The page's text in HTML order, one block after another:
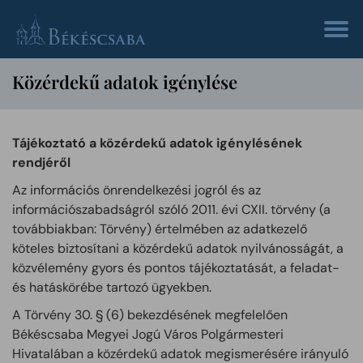
Közérdekű adatok igénylése
Tájékoztató a közérdekű adatok igénylésének
rendjéről
Az információs önrendelkezési jogról és az
információszabadságról szóló 2011. évi CXII. törvény (a
továbbiakban: Törvény) értelmében az adatkezelő
köteles biztosítani a közérdekű adatok nyilvánosságát, a
közvélemény gyors és pontos tájékoztatását, a feladat-
és hatáskörébe tartozó ügyekben.
A Törvény 30. § (6) bekezdésének megfelelően
Békéscsaba Megyei Jogú Város Polgármesteri
Hivatalában a közérdekű adatok megismerésére irányuló